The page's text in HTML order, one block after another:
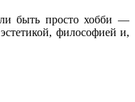
быть просто хобби —
философией и,